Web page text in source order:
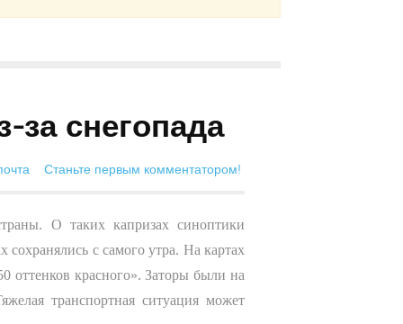
за снегопада
Станьте первым комментатором!
О таких капризах синоптики
сохранялись с самого утра. На картах
оттенков красного». Заторы были на
транспортная ситуация может